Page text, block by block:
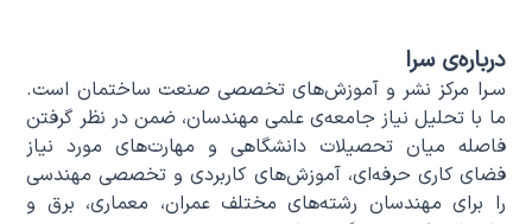
درباره‌ی سرا
سـرا مرکز نشر و آموزش‌های تخصصی صنعت ساختمان است.
ما با تحلیل نیاز جامعه‌ی علمی مهندسان، ضمن در نظر گرفتن
فاصله میان تحصیلات دانشگاهی و مهارت‌های مورد نیاز
فضای کاری حرفه‌ای، آموزش‌های کاربردی و تخصصی مهندسی
را برای مهندسان رشته‌های مختلف عمران، معماری، برق و